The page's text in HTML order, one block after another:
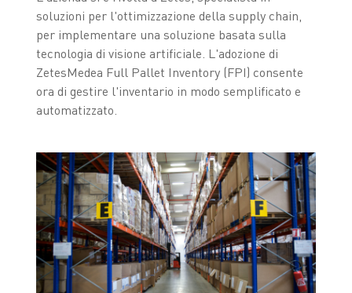
soluzioni per l'ottimizzazione della supply chain,
per implementare una soluzione basata sulla
tecnologia di visione artificiale. L'adozione di
ZetesMedea Full Pallet Inventory (FPI) consente
ora di gestire l'inventario in modo semplificato e
automatizzato.